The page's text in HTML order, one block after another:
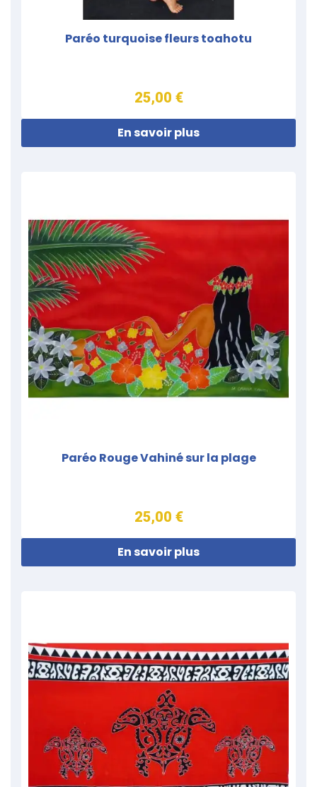
Paréo turquoise fleurs toahotu
25,00 €
En savoir plus
Paréo Rouge Vahiné sur la plage
25,00 €
En savoir plus